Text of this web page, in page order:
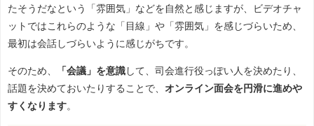
たそうだなという「雰囲気」などを自然と感じますが、ビデオチャ
ットではこれらのような「目線」や「雰囲気」を感じづらいため、
最初は会話しづらいように感じがちです。
そのため、 「会議」を意識 して、司会進行役っぽい人を決めたり、
話題を決めておいたりすることで、 オンライン面会を円滑に進めや
すくなります。